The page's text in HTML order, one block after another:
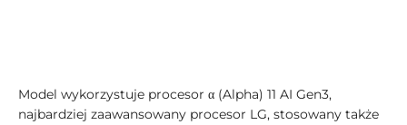
Model wykorzystuje procesor α (Alpha) 11 AI Gen3,
najbardziej zaawansowany procesor LG, stosowany także